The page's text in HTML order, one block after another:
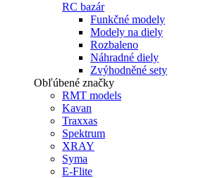
RC bazár
Funkčné modely
Modely na diely
Rozbaleno
Náhradné diely
Zvýhodněné sety
Obľúbené značky
RMT models
Kavan
Traxxas
Spektrum
XRAY
Syma
E-Flite